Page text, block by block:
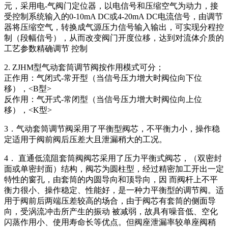
元，采用电-气阀门定位器，以电信号和压缩空气为动力，接
受控制系统输入的0-10mA DC或4-20mA DC电流信号，由调节
器将压缩空气，转换成气源压力信号输入输出，可实现分程控
制（段幅信号），从而改变阀门开度位移，达到对流体介质的
工艺参数精确调节 控制
2. ZJHM型气动套筒调节阀按作用模式可分；
正作用：气闭式-常开型（当信号压力增大时阀位向下位
移），<B型>
反作用：气开式-常闭型（当信号压力增大时阀位向上位
移），<K型>
3．气动套筒调节阀采用了平衡型阀芯，不平衡力小，操作稳
定适用于阀前阀后压差大且泄漏稍大的工况。
4． 直通低流阻套筒阀阀芯采用了压力平衡式阀芯，（双密封
面或单密封面）结构，阀芯为圆柱型，经过精密加工开出一定
特性的窗孔，由套筒的内圆导向和顶导向，因 而阀杆上不平
衡力很小、操作稳定、性能好，是一种力平衡型的调节阀。适
用于阀前后两端压差较高的场合，由于阀芯有套筒的侧面导
向，受涡流冲击所产生的振动 被减弱，故具有噪音低、空化
闪蒸作用小、使用寿命长等优点。但阀座泄漏率较单座阀稍